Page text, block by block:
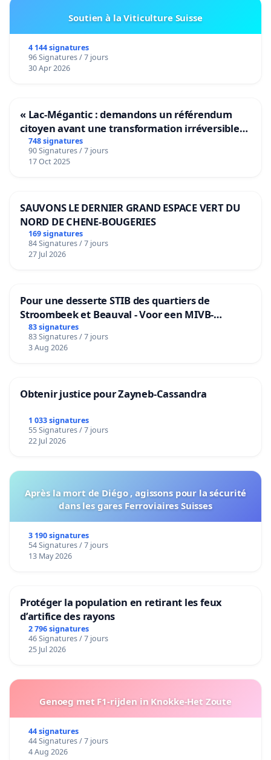
Soutien à la Viticulture Suisse
4 144 signatures
96 Signatures / 7 jours
30 Apr 2026
« Lac-Mégantic : demandons un référendum
citoyen avant une transformation irréversible
de notre territoire »
748 signatures
90 Signatures / 7 jours
17 Oct 2025
SAUVONS LE DERNIER GRAND ESPACE VERT DU
NORD DE CHENE-BOUGERIES
169 signatures
84 Signatures / 7 jours
27 Jul 2026
Pour une desserte STIB des quartiers de
Stroombeek et Beauval - Voor een MIVB-
bediening van de wijken Strombeek en Het
Voor
83 signatures
83 Signatures / 7 jours
3 Aug 2026
Obtenir justice pour Zayneb-Cassandra
1 033 signatures
55 Signatures / 7 jours
22 Jul 2026
Après la mort de Diégo , agissons pour la sécurité
dans les gares Ferroviaires Suisses
3 190 signatures
54 Signatures / 7 jours
13 May 2026
Protéger la population en retirant les feux
d’artifice des rayons
2 796 signatures
46 Signatures / 7 jours
25 Jul 2026
Genoeg met F1-rijden in Knokke-Het Zoute
44 signatures
44 Signatures / 7 jours
4 Aug 2026